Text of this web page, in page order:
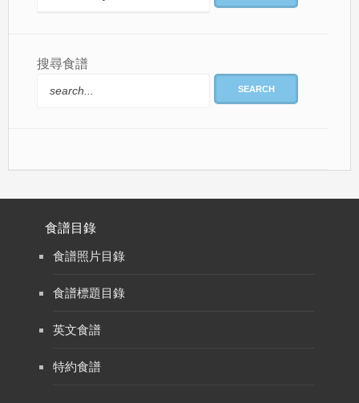
搜尋食譜
SEARCH
食譜目錄
食譜照片目錄
食譜標題目錄
英文食譜
特約食譜